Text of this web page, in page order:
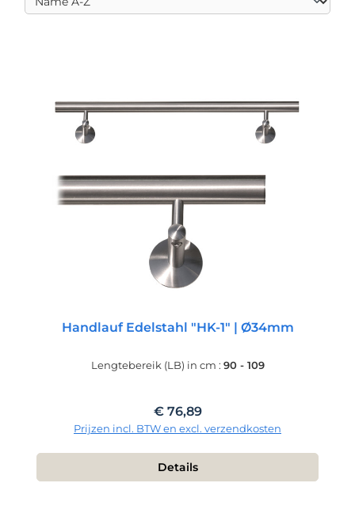
Handlauf Edelstahl "HK-1" | Ø34mm
Lengtebereik (LB) in cm : 90 - 109
Normale prijs:
€ 76,89
Prijzen incl. BTW en excl. verzendkosten
Details